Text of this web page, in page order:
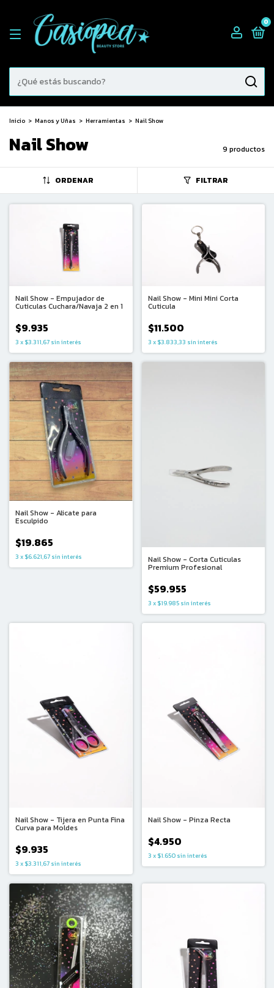
0
Inicio > Manos y Uñas > Herramientas > Nail Show
Nail Show 9 productos
ORDENAR FILTRAR
Nail Show - Empujador de
Cuticulas Cuchara/Navaja 2 en 1
$9.935
3 x $3.311,67 sin interés
Nail Show - Mini Mini Corta
Cuticula
$11.500
3 x $3.833,33 sin interés
Nail Show - Alicate para
Esculpido
$19.865
3 x $6.621,67 sin interés Nail Show - Corta Cuticulas
Premium Profesional
$59.955
3 x $19.985 sin interés
Nail Show - Tijera en Punta Fina
Curva para Moldes
$9.935
3 x $3.311,67 sin interés
Nail Show - Pinza Recta
$4.950
3 x $1.650 sin interés